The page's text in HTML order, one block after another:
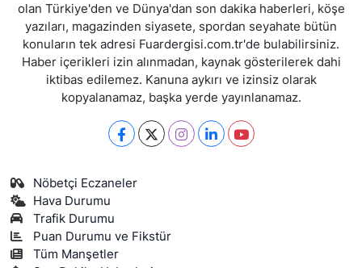
olan Türkiye'den ve Dünya'dan son dakika haberleri, köşe
yazıları, magazinden siyasete, spordan seyahate bütün
konuların tek adresi Fuardergisi.com.tr'de bulabilirsiniz.
Haber içerikleri izin alınmadan, kaynak gösterilerek dahi
iktibas edilemez. Kanuna aykırı ve izinsiz olarak
kopyalanamaz, başka yerde yayınlanamaz.
Nöbetçi Eczaneler
Hava Durumu
Trafik Durumu
Puan Durumu ve Fikstür
Tüm Manşetler